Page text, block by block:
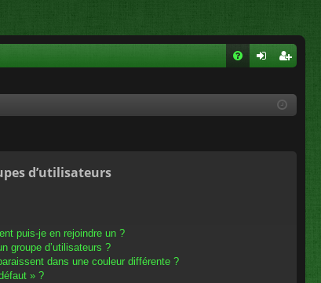
cri
d’utilisateurs
puis-je en rejoindre un ?
groupe d’utilisateurs ?
dans une couleur différente ?
» ?